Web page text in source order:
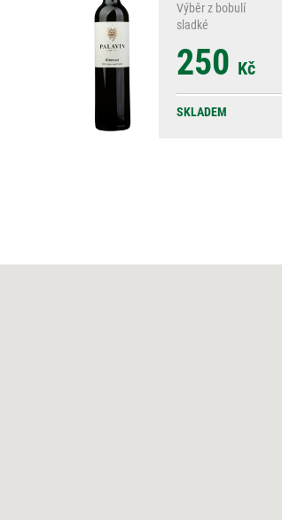
Výběr z bobulí
sladké
250 Kč
SKLADEM